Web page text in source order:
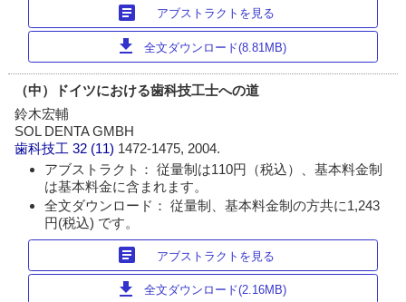
article アブストラクトを見る
download 全文ダウンロード(8.81MB)
（中）ドイツにおける歯科技工士への道
鈴木宏輔
SOL DENTA GMBH
歯科技工 32 (11) 1472-1475, 2004.
アブストラクト： 従量制は110円（税込）、基本料金制
は基本料金に含まれます。
全文ダウンロード： 従量制、基本料金制の方共に1,243
円(税込) です。
article アブストラクトを見る
download 全文ダウンロード(2.16MB)